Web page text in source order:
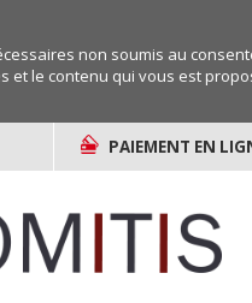
non soumis au
et le contenu qui vous est
PAIEMENT EN